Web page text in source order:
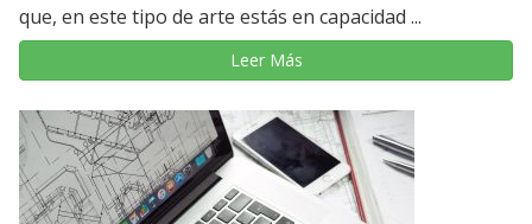
que, en este tipo de arte estás en capacidad ...
Leer Más